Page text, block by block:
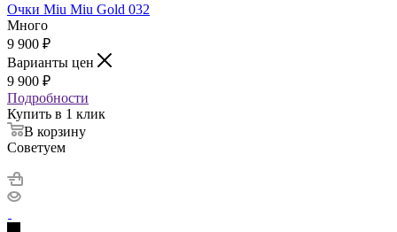
Очки Miu Miu Gold 032
Много
9 900 ₽
Варианты цен
9 900 ₽
Подробности
Купить в 1 клик
В корзину
Советуем